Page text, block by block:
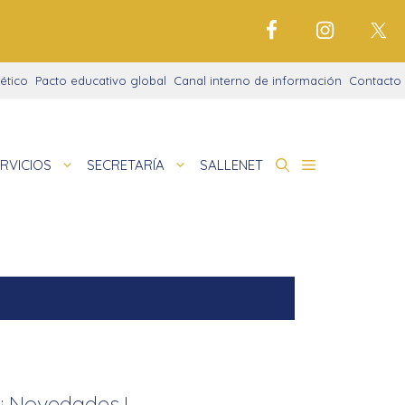
Pacto educativo global Canal interno de información Contacto
didácticas
SECRETARÍA SALLENET